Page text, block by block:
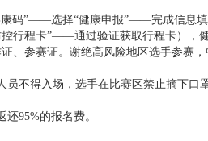
码”——选择“健康申报”——完成信息
程卡”——通过验证获取行程卡），
参赛证。谢绝高风险地区选手参赛
不得入场，选手在比赛区禁止摘下口
95%的报名费。